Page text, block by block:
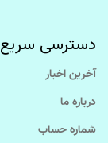
دسترسی سریع
آخرین اخبار
درباره ما
شماره حساب